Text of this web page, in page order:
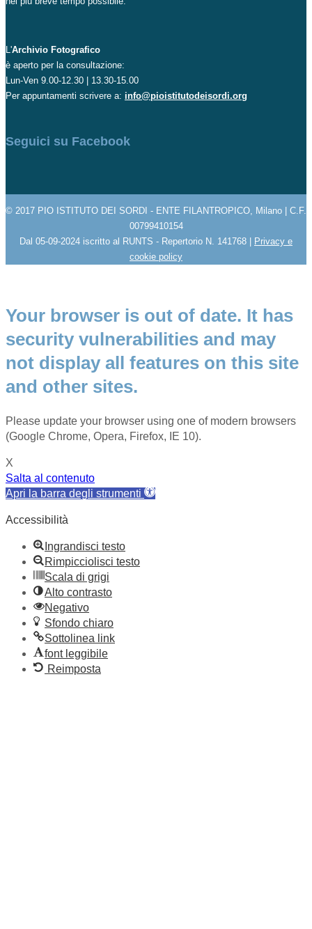
L'Archivio Fotografico
è aperto per la consultazione:
Lun-Ven 9.00-12.30 | 13.30-15.00
Per appuntamenti scrivere a: info@pioistitutodeisordi.org
Seguici su Facebook
© 2017 PIO ISTITUTO DEI SORDI - ENTE FILANTROPICO, Milano | C.F.
00799410154
Dal 05-09-2024 iscritto al RUNTS - Repertorio N. 141768 | Privacy e
cookie policy
Your browser is out of date. It has
security vulnerabilities and may
not display all features on this site
and other sites.
Please update your browser using one of modern browsers
(Google Chrome, Opera, Firefox, IE 10).
X
Salta al contenuto
Apri la barra degli strumenti
Accessibilità
Ingrandisci testo
Rimpicciolisci testo
Scala di grigi
Alto contrasto
Negativo
Sfondo chiaro
Sottolinea link
font leggibile
Reimposta